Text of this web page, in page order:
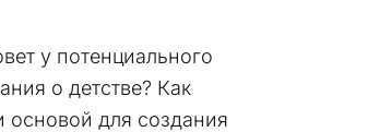
у потенциального
о детстве? Как
основой для создания